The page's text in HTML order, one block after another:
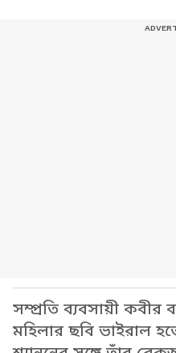
সম্প্রতি ব্যবসায়ী কবীর
মহিলার ছবি ভাইরাল